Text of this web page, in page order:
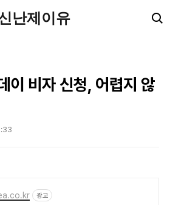
난제이유
이 비자 신청, 어렵지 않
광고